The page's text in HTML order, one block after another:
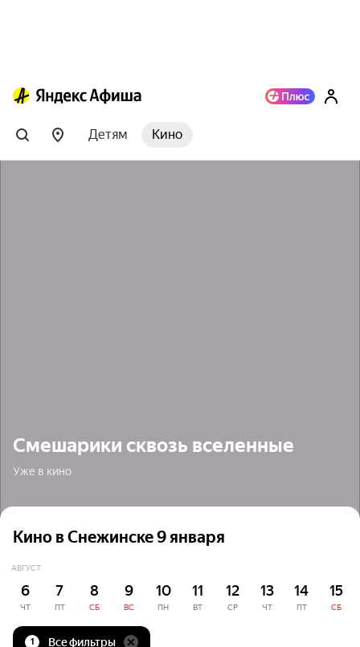
Детям Кино
Смешарики сквозь вселенные
Уже в кино
Кино в Снежинске 9 января
АВГУСТ
6
ЧТ
7
ПТ
8
СБ
9
ВС
10
ПН
11
ВТ
12
СР
13
ЧТ
14
ПТ
15
СБ
1 Все фильтры